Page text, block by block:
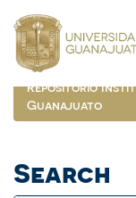
navigation
Repositorio
Guanajuato
Search